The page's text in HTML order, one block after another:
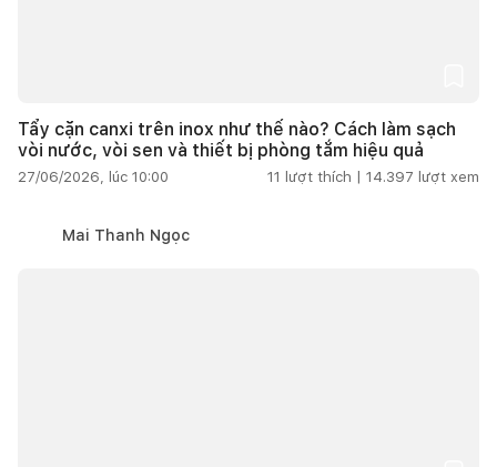
Tẩy cặn canxi trên inox như thế nào? Cách làm sạch
vòi nước, vòi sen và thiết bị phòng tắm hiệu quả
27/06/2026, lúc 10:00 11 lượt thích | 14.397 lượt xem
Mai Thanh Ngọc